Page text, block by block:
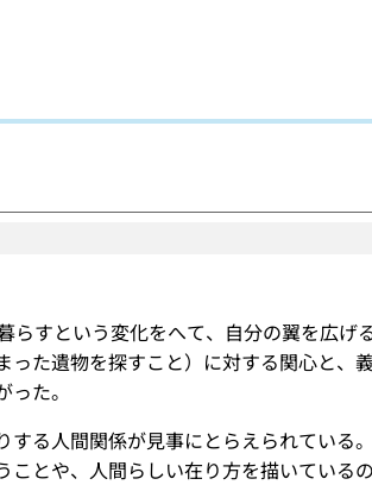
すという変化をへて、自分の翼を広げ
た遺物を探すこと）に対する関心と、
た。
る人間関係が見事にとらえられている
とや、人間らしい在り方を描いている